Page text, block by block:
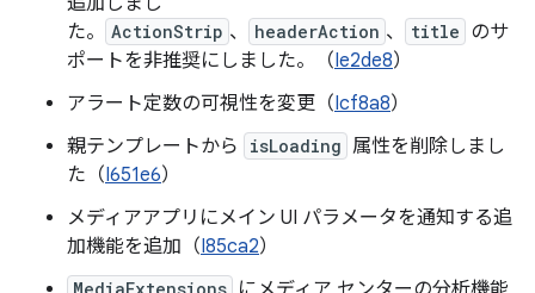
た。
ActionStrip 、 headerAction 、 title のサ
ポートを非推奨にしました。（Ie2de8）
アラート定数の可視性を変更（Icf8a8）
親テンプレートから
isLoading 属性を削除しまし
た（I651e6）
メディアアプリにメイン UI パラメータを通知する追
加機能を追加（I85ca2）